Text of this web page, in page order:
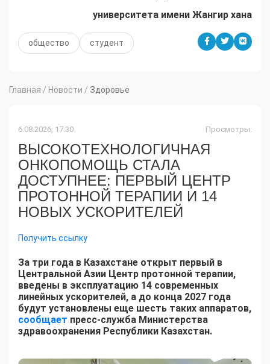
университета имени Жангир хана
общество студент
Главная / Новости / Здоровье
6.08.2026, 17:30 Просмотры:
ВЫСОКОТЕХНОЛОГИЧНАЯ
ОНКОПОМОЩЬ СТАЛА
ДОСТУПНЕЕ: ПЕРВЫЙ ЦЕНТР
ПРОТОННОЙ ТЕРАПИИ И 14
НОВЫХ УСКОРИТЕЛЕЙ
Получить ссылку
За три года в Казахстане открыт первый в
Центральной Азии Центр протонной терапии,
введены в эксплуатацию 14 современных
линейных ускорителей, а до конца 2027 года
будут установлены еще шесть таких аппаратов,
сообщает пресс-служба Министерства
здравоохранения Республики Казахстан.